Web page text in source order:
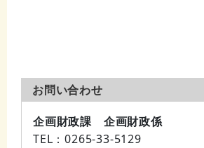
お問い合わせ
企画財政課 企画財政係
TEL ：0265-33-5129